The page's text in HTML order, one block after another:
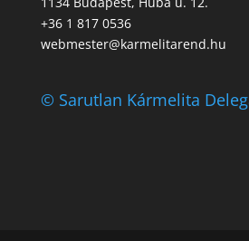
+36 1 817 0536
webmester@karmelitarend.hu
© Sarutlan Kármelita